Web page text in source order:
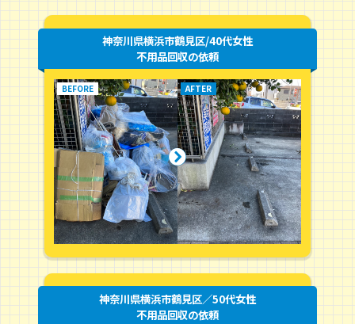
神奈川県横浜市鶴見区/40代女性
不用品回収の依頼
神奈川県横浜市鶴見区／50代女性
不用品回収の依頼